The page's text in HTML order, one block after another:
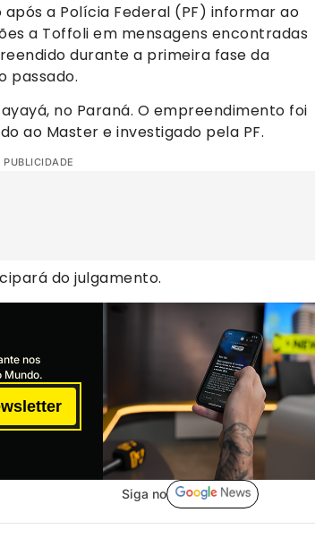
a Polícia Federal (PF) informar ao
a Toffoli em mensagens encontradas
durante a primeira fase da
passado.
no Paraná. O empreendimento foi
ao Master e investigado pela PF.
do julgamento.
nos
Mundo.
Siga no